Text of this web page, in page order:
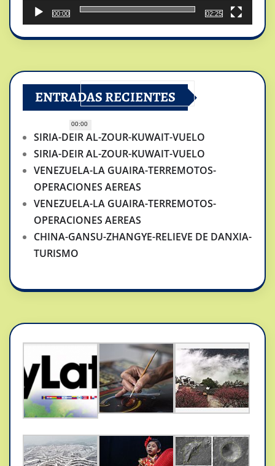
00:00
00:00
02:25
ENTRADAS RECIENTES
SIRIA-DEIR AL-ZOUR-KUWAIT-VUELO
SIRIA-DEIR AL-ZOUR-KUWAIT-VUELO
VENEZUELA-LA GUAIRA-TERREMOTOS-
OPERACIONES AEREAS
VENEZUELA-LA GUAIRA-TERREMOTOS-
OPERACIONES AEREAS
CHINA-GANSU-ZHANGYE-RELIEVE DE DANXIA-
TURISMO